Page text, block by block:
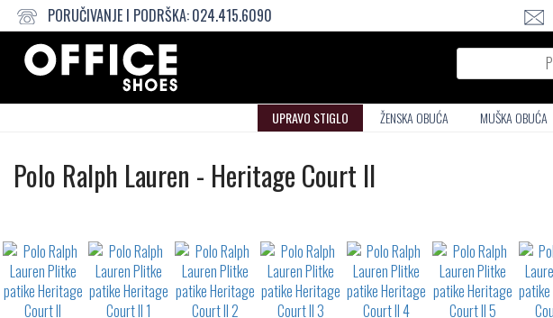
PORUČIVANJE I PODRŠKA:024.415.6090
Pretraga
UPRAVO STIGLO ŽENSKA OBUĆA MUŠKA OBUĆA
Polo Ralph Lauren Plitke
- Heritage Court II
waterrepellent